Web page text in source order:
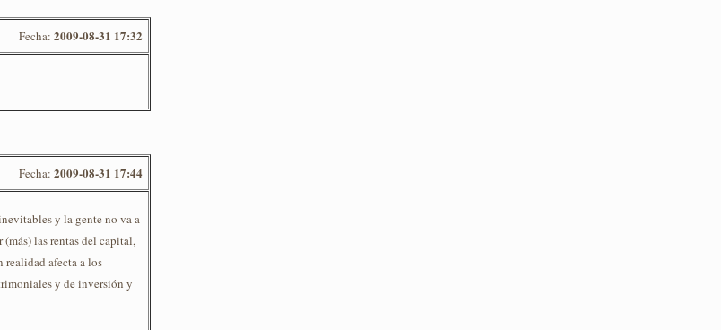
Fecha: 2009-08-31 17:32
Fecha: 2009-08-31 17:44
y la gente no va a
(más) las rentas del capital,
realidad afecta a los
y de inversión y